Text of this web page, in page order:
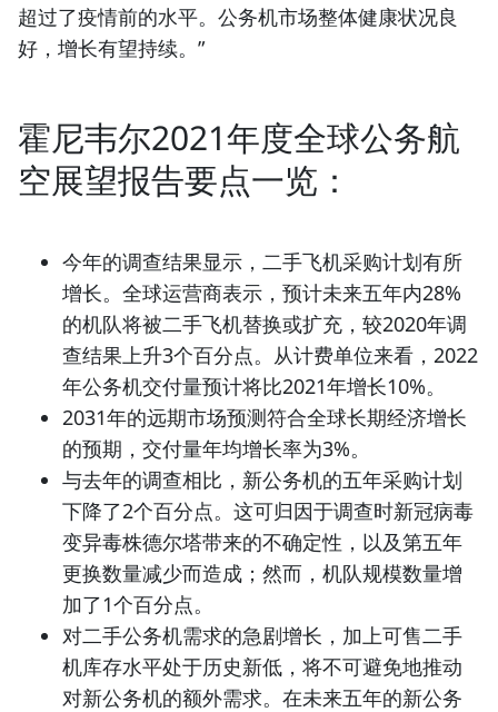
超过了疫情前的水平。公务机市场整体健康状况良
好，增长有望持续。”
霍尼韦尔2021年度全球公务航
空展望报告要点一览：
今年的调查结果显示，二手飞机采购计划有所
增长。全球运营商表示，预计未来五年内28%
的机队将被二手飞机替换或扩充，较2020年调
查结果上升3个百分点。从计费单位来看，2022
年公务机交付量预计将比2021年增长10%。
2031年的远期市场预测符合全球长期经济增长
的预期，交付量年均增长率为3%。
与去年的调查相比，新公务机的五年采购计划
下降了2个百分点。这可归因于调查时新冠病毒
变异毒株德尔塔带来的不确定性，以及第五年
更换数量减少而造成；然而，机队规模数量增
加了1个百分点。
对二手公务机需求的急剧增长，加上可售二手
机库存水平处于历史新低，将不可避免地推动
对新公务机的额外需求。在未来五年的新公务